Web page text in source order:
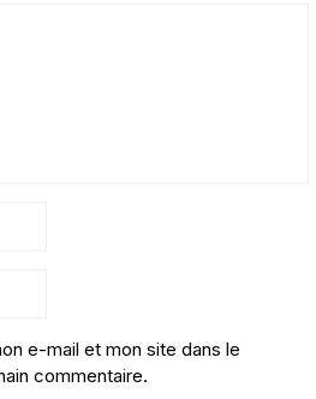
e-mail et mon site dans le
commentaire.